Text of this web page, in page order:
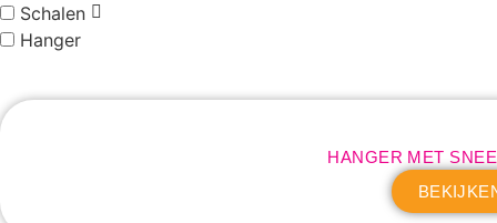
Schalen
Hanger
HANGER MET